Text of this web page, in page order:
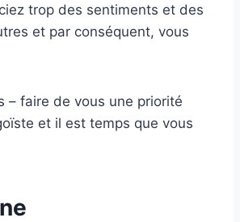
trop des sentiments et des
et par conséquent, vous
– faire de vous une priorité
et il est temps que vous